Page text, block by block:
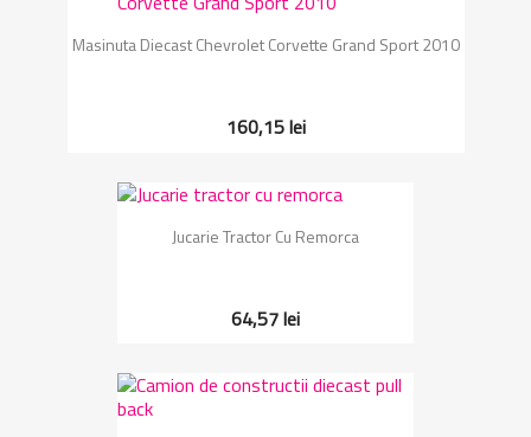
Masinuta Diecast Chevrolet Corvette Grand Sport 2010
160,15 lei
Jucarie Tractor Cu Remorca
64,57 lei